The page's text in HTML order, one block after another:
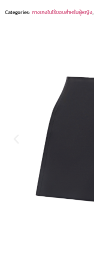
Categories: กางเกงในไร้ขอบสำหรับผู้หญิง,